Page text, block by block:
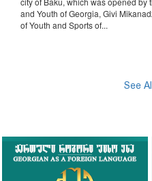
and Youth of Georgia, Givi
of Youth and Sports of...
See